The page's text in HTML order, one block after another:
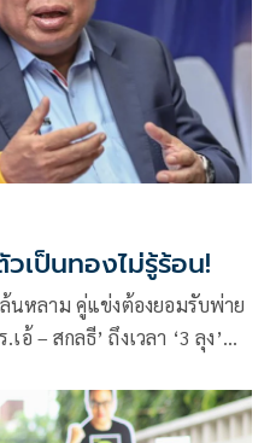
เป็นทองไม่รู้ร้อน!
นหลาม คู่แข่งต้องยอมรับพ่าย
– สกลธี’ ถึงเวลา ‘3 ลุง’